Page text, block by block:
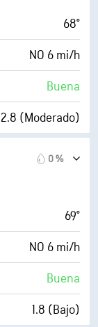
48° F
6 (Medio)
70 %
10 mi
68°
NO 6 mi/h
Buena
2.8 (Moderado)
48° F
5 (Medio)
75 %
10 mi
0 %
69°
NO 6 mi/h
Buena
1.8 (Bajo)